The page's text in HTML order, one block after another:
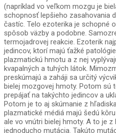
(napríklad vo veľkom mozgu je
schopnosť lepšieho zasahovania
častíc. Telo ezoterika je schopné
spôsob väzby a podobne.
termojadrovej reakcie. Ezoterik
jedincov, ktorí majú ťažké
plazmatickú hmotu a z nej
kvapalných a tuhých látok.
preskúmajú a zaháji sa určitý
bielej mozgovej hmoty. Potom sú
prepájať na takýchto jedincov a
Potom je to aj skúmanie z
plazmatické médiá majú šedú
ale vo vnútri bielej hmoty. A to je
jednoducho mutácia. Takúto